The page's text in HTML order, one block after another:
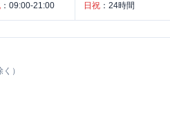
： 09:00-21:00
日祝 ： 24時間
）